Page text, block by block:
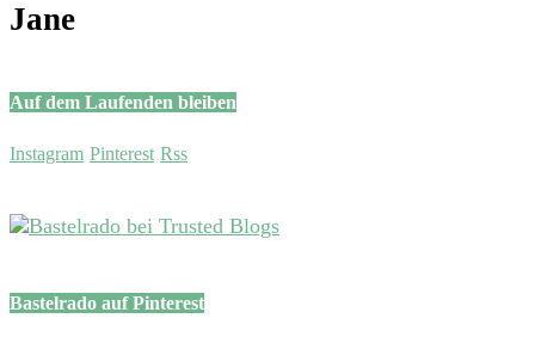
Jane
Auf dem Laufenden bleiben
Instagram Pinterest Rss
Bastelrado auf Pinterest